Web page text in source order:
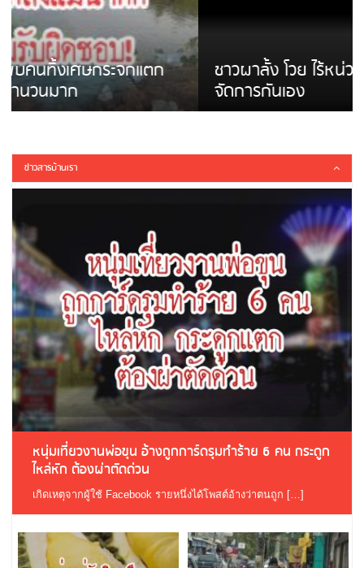
ชาวผาลั้ง โวย ไร้หน่วยงานดูแล ดินสไลด์ ต้อง
จัดการกันเอง
ข่าวสารบ้านเรา
หนุ่มเที่ยวงานพ่อขุน อ้างถูกการ์ดรุมทำร้าย 6 คน กระดูก
ไหล่หัก ต้องผ่าตัดด่วน
เกิดเหตุจากผู้ใช้ Facebook รายหนึ่งได้โพสต์อ้างว่าตนถูก […]